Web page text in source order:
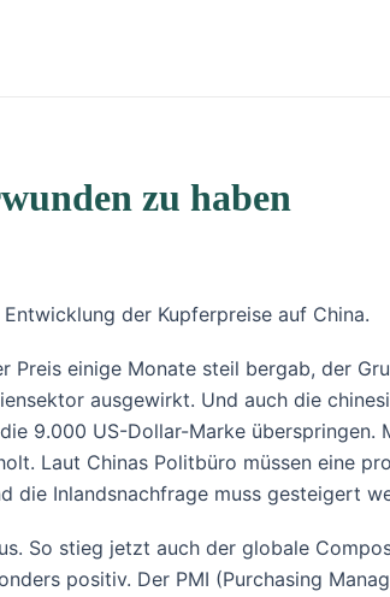
zu haben
der Kupferpreise auf China.
einige Monate steil bergab, der
ausgewirkt. Und auch die
9.000 US-Dollar-Marke überspringen.
Laut Chinas Politbüro müssen eine
die Inlandsnachfrage muss gesteigert
So stieg jetzt auch der globale
positiv. Der PMI (Purchasing